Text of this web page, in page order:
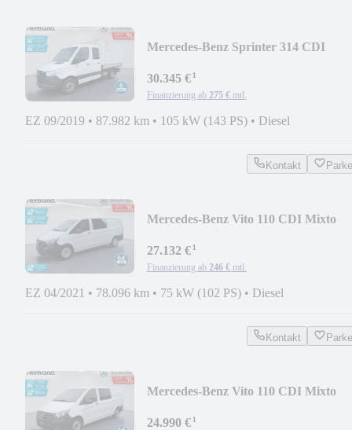
Mercedes-Benz Sprinter 314 CDI
Standh*AHK*MBUX*Navi*KLim
30.345 €¹
Finanzierung ab 275 € mtl.
EZ 09/2019 • 87.982 km • 105 kW (143 PS) • Diesel
Kontakt
Mercedes-Benz Vito 110 CDI Mixto
27.132 €¹
Finanzierung ab 246 € mtl.
EZ 04/2021 • 78.096 km • 75 kW (102 PS) • Diesel
Kontakt
Mercedes-Benz Vito 110 CDI Mixto
24.990 €¹